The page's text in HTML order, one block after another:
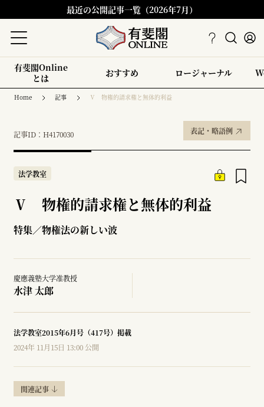
最近の公開記事一覧（2026年7月）
有斐閣Online
とは
おすすめ ロージャーナル
Home 記事 Ⅴ 物権的請求権と無体的利益
記事ID：H4170030 表記・略語例
法学教室
Ⅴ 物権的請求権と無体的利益
特集／物権法の新しい波
慶應義塾大学准教授
水津 太郎
法学教室2015年6月号（417号）掲載
2024年 11月15日 13:00 公開
関連記事